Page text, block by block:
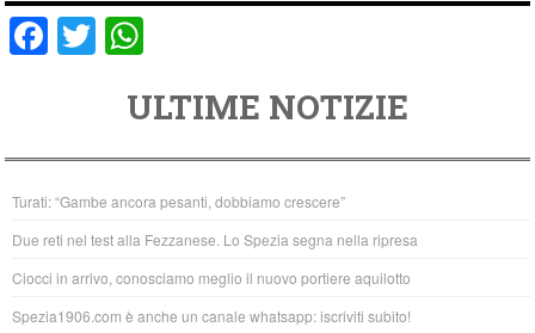
F
e
b
o
o
k
T
er
at
s
A
p
p
ULTIME NOTIZIE
Turati: “Gambe ancora pesanti, dobbiamo crescere”
Due reti nel test alla Fezzanese. Lo Spezia segna nella ripresa
Ciocci in arrivo, conosciamo meglio il nuovo portiere aquilotto
Spezia1906.com è anche un canale whatsapp: iscriviti subito!